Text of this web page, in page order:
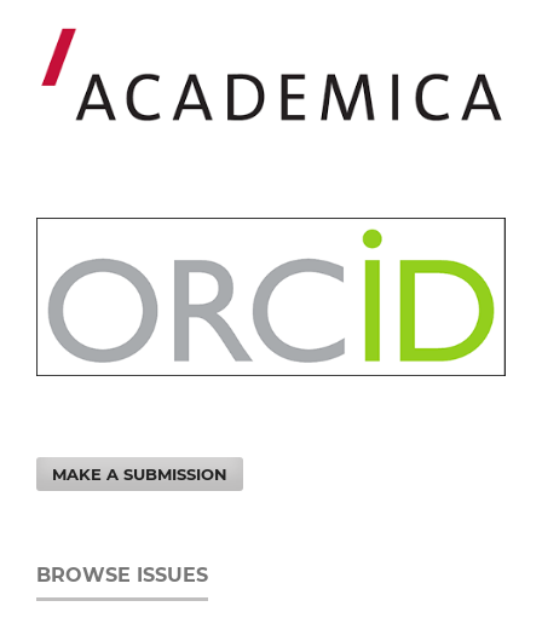
MAKE A SUBMISSION
BROWSE ISSUES